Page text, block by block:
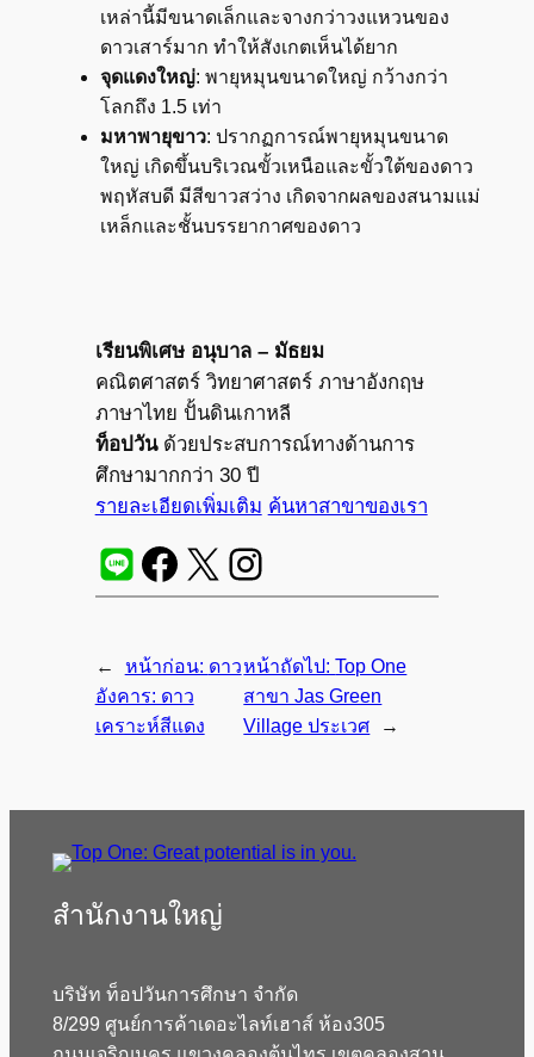
เหล่านี้มีขนาดเล็กและจางกว่าวงแหวนของ
ดาวเสาร์มาก ทำให้สังเกตเห็นได้ยาก
จุดแดงใหญ่: พายุหมุนขนาดใหญ่ กว้างกว่า
โลกถึง 1.5 เท่า
มหาพายุขาว: ปรากฏการณ์พายุหมุนขนาด
ใหญ่ เกิดขึ้นบริเวณขั้วเหนือและขั้วใต้ของดาว
พฤหัสบดี มีสีขาวสว่าง เกิดจากผลของสนามแม่
เหล็กและชั้นบรรยากาศของดาว
เรียนพิเศษ อนุบาล – มัธยม
คณิตศาสตร์ วิทยาศาสตร์ ภาษาอังกฤษ
ภาษาไทย ปั้นดินเกาหลี
ท็อปวันด้วยประสบการณ์ทางด้านการ
ศึกษามากกว่า 30 ปี
รายละเอียดเพิ่มเติม ค้นหาสาขาของเรา
← หน้าก่อน: ดาว
อังคาร: ดาว
เคราะห์สีแดง
หน้าถัดไป:Top One
สาขา Jas Green
Village ประเวศ
→
สํานักงานใหญ่
บริษัท ท็อปวันการศึกษา จำกัด
8/299 ศูนย์การค้าเดอะไลท์เฮาส์ ห้อง305